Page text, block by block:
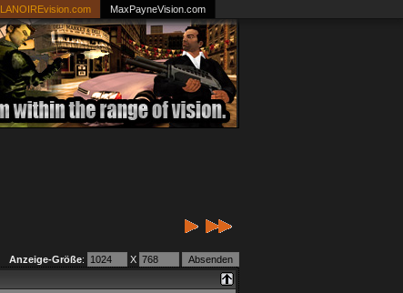
LANOIREvision.com MaxPayneVision.com
Anzeige-Größe: X